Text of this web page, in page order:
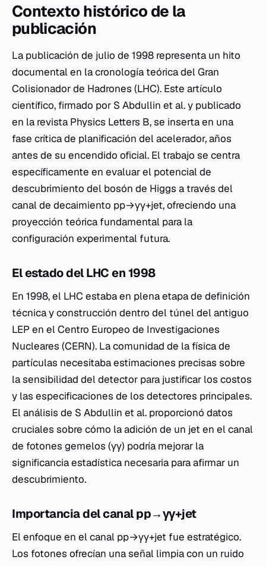
Contexto histórico de la
publicación
La publicación de julio de 1998 representa un hito
documental en la cronología teórica del Gran
Colisionador de Hadrones (LHC). Este artículo
científico, firmado por S Abdullin et al. y publicado
en la revista Physics Letters B, se inserta en una
fase crítica de planificación del acelerador, años
antes de su encendido oficial. El trabajo se centra
específicamente en evaluar el potencial de
descubrimiento del bosón de Higgs a través del
canal de decaimiento pp→γγ+jet, ofreciendo una
proyección teórica fundamental para la
configuración experimental futura.
El estado del LHC en 1998
En 1998, el LHC estaba en plena etapa de definición
técnica y construcción dentro del túnel del antiguo
LEP en el Centro Europeo de Investigaciones
Nucleares (CERN). La comunidad de la física de
partículas necesitaba estimaciones precisas sobre
la sensibilidad del detector para justificar los costos
y las especificaciones de los detectores principales.
El análisis de S Abdullin et al. proporcionó datos
cruciales sobre cómo la adición de un jet en el canal
de fotones gemelos (γγ) podría mejorar la
significancia estadística necesaria para afirmar un
descubrimiento.
Importancia del canal pp→γγ+jet
El enfoque en el canal pp→γγ+jet fue estratégico.
Los fotones ofrecían una señal limpia con un ruido